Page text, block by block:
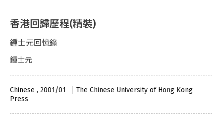
香港回歸歷程(精裝)
鍾士元回憶錄
鍾士元
Chinese , 2001/01
The Chinese University of Hong Kong
Press